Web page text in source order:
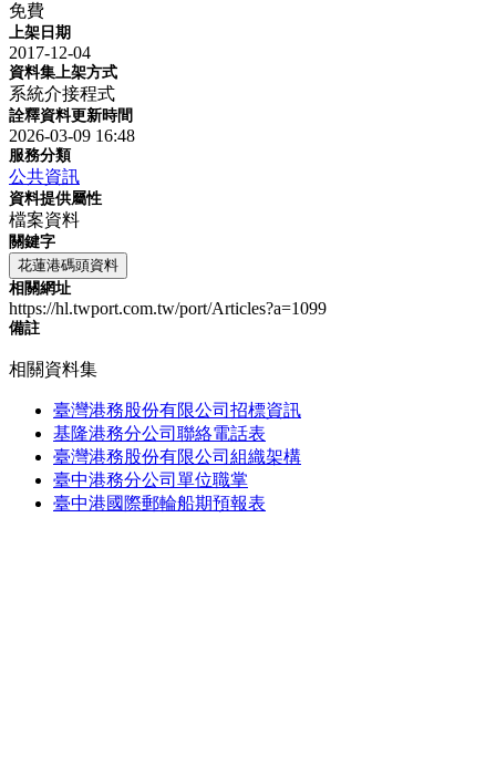
免費
上架日期
2017-12-04
資料集上架方式
系統介接程式
詮釋資料更新時間
2026-03-09 16:48
服務分類
公共資訊
資料提供屬性
檔案資料
關鍵字
花蓮港碼頭資料
相關網址
https://hl.twport.com.tw/port/Articles?a=1099
備註
相關資料集
臺灣港務股份有限公司招標資訊
基隆港務分公司聯絡電話表
臺灣港務股份有限公司組織架構
臺中港務分公司單位職掌
臺中港國際郵輪船期預報表